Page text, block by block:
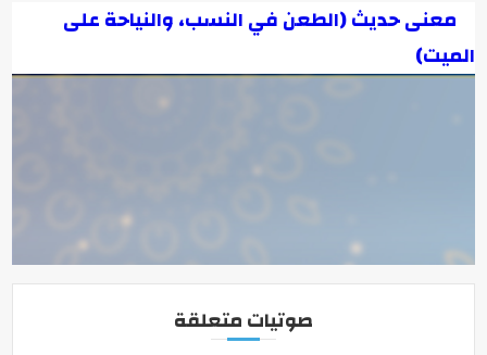
معنى حديث (الطعن في النسب، والنياحة على
الميت)
صوتيات متعلقة